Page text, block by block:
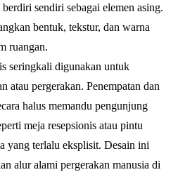
sendiri sebagai elemen asing.
bentuk, tekstur, dan warna
ruangan.
seringkali digunakan untuk
atau pergerakan. Penempatan dan
halus memandu pengunjung
meja resepsionis atau pintu
yang terlalu eksplisit. Desain ini
alur alami pergerakan manusia di